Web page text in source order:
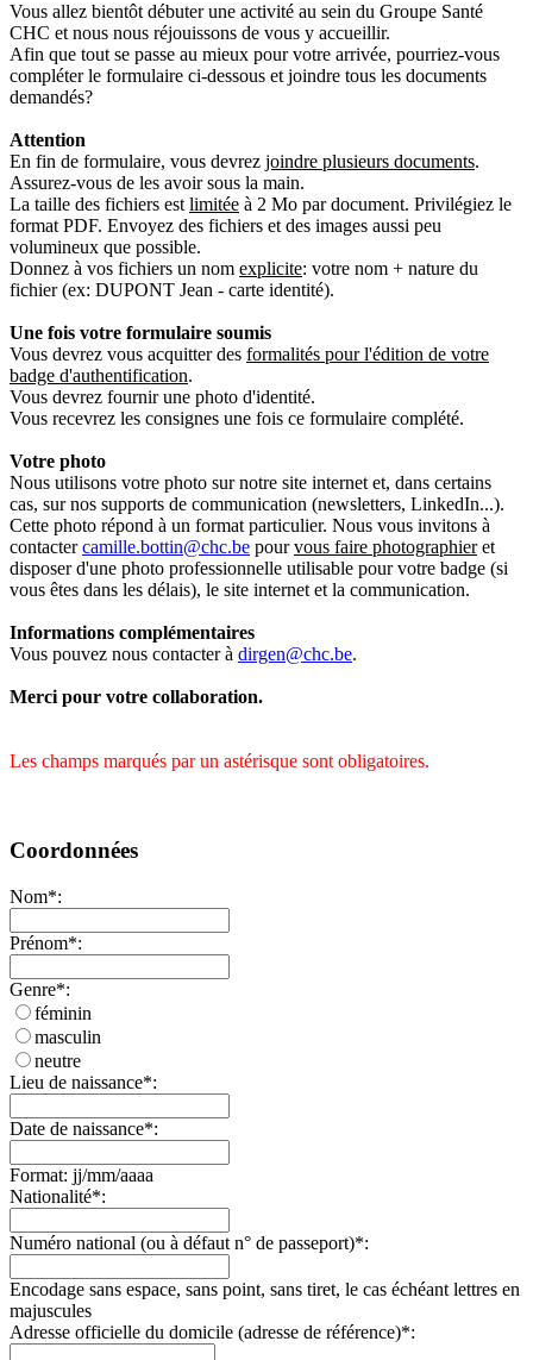
Vous allez bientôt débuter une activité au sein du Groupe Santé
CHC et nous nous réjouissons de vous y accueillir.
Afin que tout se passe au mieux pour votre arrivée, pourriez-vous
compléter le formulaire ci-dessous et joindre tous les documents
demandés?
Attention
En fin de formulaire, vous devrez joindre plusieurs documents.
Assurez-vous de les avoir sous la main.
La taille des fichiers estlimitée à 2 Mo par document. Privilégiez le
format PDF. Envoyez des fichiers et des images aussi peu
volumineux que possible.
Donnez à vos fichiers un nom explicite: votre nom + nature du
fichier (ex: DUPONT Jean - carte identité).
Une fois votre formulaire soumis
Vous devrez vous acquitter des formalités pour l'édition de votre
badge d'authentification.
Vous devrez fournir une photo d'identité.
Vous recevrez les consignes une fois ce formulaire complété.
Votre photo
Nous utilisons votre photo sur notre site internet et, dans certains
cas, sur nos supports de communication (newsletters, LinkedIn...).
Cette photo répond à un format particulier. Nous vous invitons à
contactercamille.bottin@chc.be pourvous faire photographieret
disposer d'une photo professionnelle utilisable pour votre badge (si
vous êtes dans les délais), le site internet et la communication.
Informations complémentaires
Vous pouvez nous contacter à dirgen@chc.be.
Merci pour votre collaboration.
Les champs marqués par un astérisque sont obligatoires.
Coordonnées
Nom*:
Prénom*:
Genre*:
féminin
masculin
neutre
Lieu de naissance*:
Date de naissance*:
Format: jj/mm/aaaa
Nationalité*:
Numéro national (ou à défaut n° de passeport)*:
Encodage sans espace, sans point, sans tiret, le cas échéant lettres en
majuscules
Adresse officielle du domicile (adresse de référence)*: